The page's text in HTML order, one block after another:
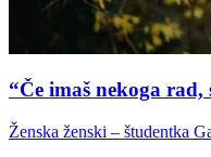
“Če imaš nekoga
Ženska ženski – študentka